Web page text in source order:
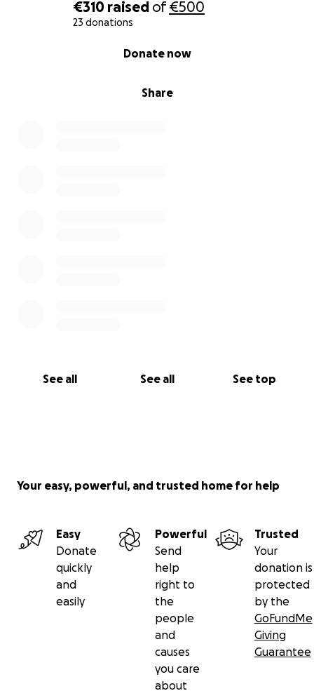
€310 raised of€500
23 donations
Share
Donate now
See all See all See top
Your easy, powerful, and trusted home for help
Easy
Donate
quickly
and
easily
Powerful
Send
help
right to
the
people
and
causes
you care
about
Trusted
Your
donation is
protected
by the
GoFundMe
Giving
Guarantee